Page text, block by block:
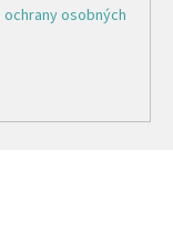
osobných